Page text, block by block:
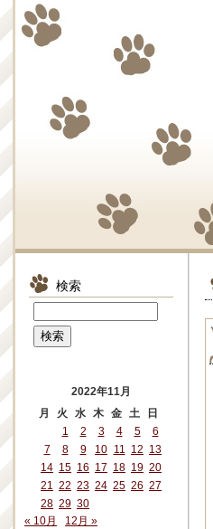
検索
2022年11月
月
火 水 木 金 土
日
1
2 3 4 5
6
7
8 9 10 11 12 13
14 15 16 17 18 19 20
21 22 23 24 25 26 27
28 29 30
« 10月
12月 »